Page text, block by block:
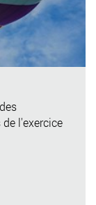
l'exercice